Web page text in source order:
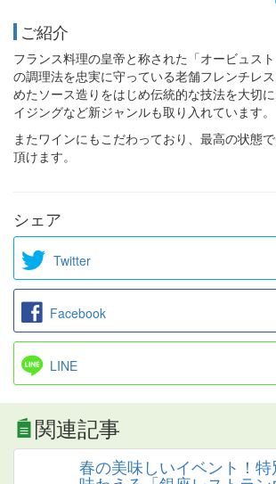
ご紹介
フランス料理の皇帝と称された「オービュスト
の調理法を忠実に守っている老舗フレンチレ
めたソース造りをはじめ伝統的な技法を大切
イジングなど新ジャンルも取り入れています。
またワインにもこだわっており、最高の状態
頂けます。
シェア
Twitter
Facebook
LINE
関連記事
春の美味しいイベント！